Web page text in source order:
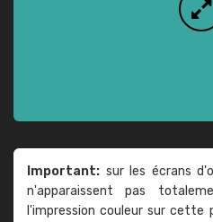
Important: sur les écrans
n'apparaissent pas
l'impression couleur sur